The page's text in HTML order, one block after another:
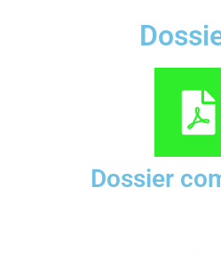
Dossier